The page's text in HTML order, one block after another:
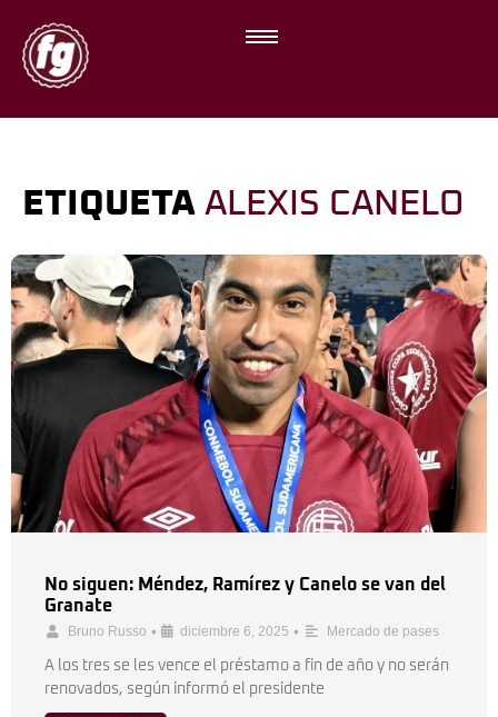
ETIQUETA ALEXIS CANELO
No siguen: Méndez, Ramírez y Canelo se van del
Granate
Bruno Russo • diciembre 6, 2025 • Mercado de pases
A los tres se les vence el préstamo a fin de año y no serán
renovados, según informó el presidente